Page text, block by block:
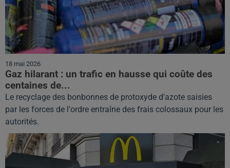
18 mai 2026
Gaz hilarant : un trafic en hausse qui coûte des
centaines de...
Le recyclage des bonbonnes de protoxyde d'azote saisies
par les forces de l'ordre entraîne des frais colossaux pour les
autorités.